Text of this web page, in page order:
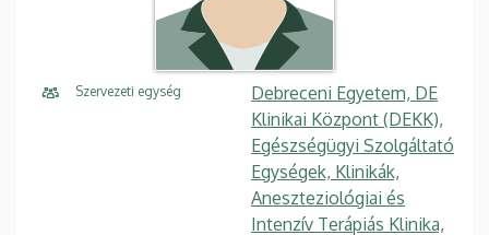
Szervezeti egység
Debreceni Egyetem, DE
Klinikai Központ (DEKK),
Egészségügyi Szolgáltató
Egységek, Klinikák,
Aneszteziológiai és
Intenzív Terápiás Klinika,